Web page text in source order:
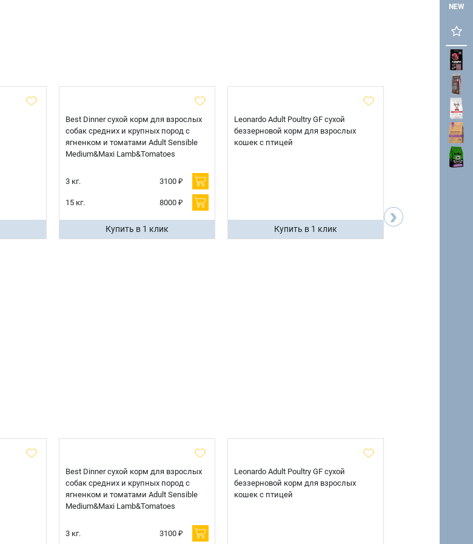
NEW
Best Dinner сухой корм для взрослых
собак средних и крупных пород с
ягненком и томатами Adult Sensible
Medium&Maxi Lamb&Tomatoes
3 кг. 3100 ₽
15 кг. 8000 ₽
Купить в 1 клик
Leonardo Adult Poultry GF сухой
беззерновой корм для взрослых
кошек с птицей
Купить в 1 клик
AlphaPet
взрослых собак
говядиной и
›
Best Dinner сухой корм для взрослых
собак средних и крупных пород с
ягненком и томатами Adult Sensible
Medium&Maxi Lamb&Tomatoes
3 кг. 3100 ₽
Leonardo Adult Poultry GF сухой
беззерновой корм для взрослых
кошек с птицей